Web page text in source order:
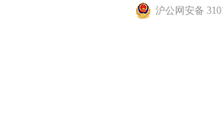
沪公网安备